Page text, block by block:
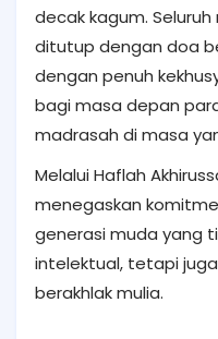
decak kagum.
ditutup dengan doa
dengan penuh
bagi masa depan
madrasah di masa
Melalui Haflah
menegaskan
generasi muda yang
intelektual, tetapi
berakhlak mulia.